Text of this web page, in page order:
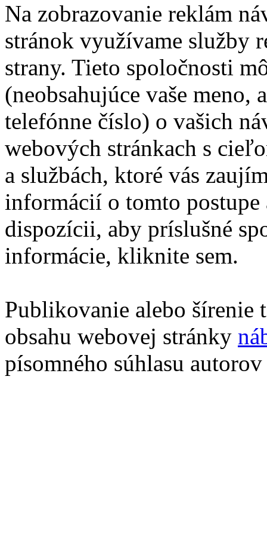
Na zobrazovanie reklám
stránok využívame služby
strany. Tieto spoločnosti
(neobsahujúce vaše meno,
telefónne číslo) o vašich
webových stránkach s
a službách, ktoré vás
informácií o tomto postupe
dispozícii, aby príslušné
informácie, kliknite sem.
Publikovanie alebo šírenie
obsahu webovej stránky
písomného súhlasu autorov